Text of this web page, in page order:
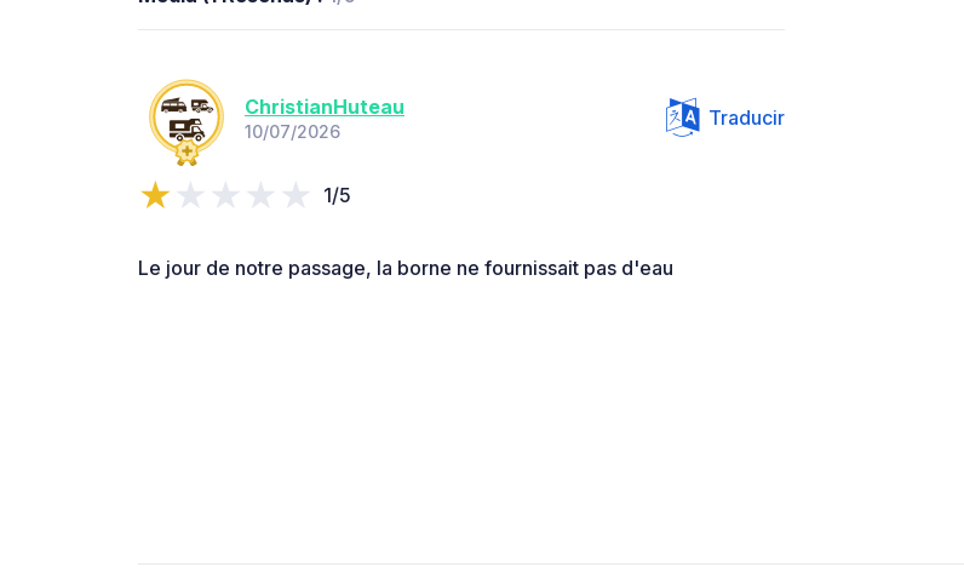
ChristianHuteau
10/07/2026
Traducir
1/5
Le jour de notre passage, la borne ne fournissait pas d'eau